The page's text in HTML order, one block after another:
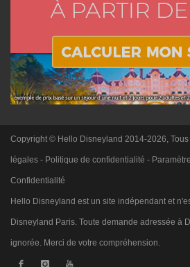
Copyright © Hello Disneyland 2014-2026, Tous
légales - Politique de confidentialité -
Confidentialité
Hello Disneyland est un site indépendant et
Disneyland Paris. Toute demande adressée à
ignorée. Merci de votre compréhension.